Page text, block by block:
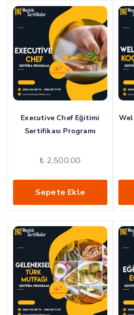
Executive Chef Eğitimi
Sertifikası Programı
₺ 2,500.00
Sepete Ekle